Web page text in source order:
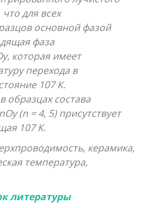
для всех
основной фазой
фаза
которая имеет
перехода в
107 К.
образцах состава
(n = 4, 5) присутствует
107 К.
керамика,
температура,
литературы